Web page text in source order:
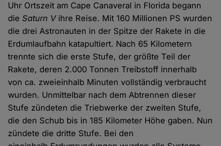
Uhr Ortszeit am Cape Canaveral in Florida begann
dieSaturn Vihre Reise. Mit 160 Millionen PS wurden
die drei Astronauten in der Spitze der Rakete in die
Erdumlaufbahn katapultiert. Nach 65 Kilometern
trennte sich die erste Stufe, der größte Teil der
Rakete, deren 2.000 Tonnen Treibstoff innerhalb
von ca. zweieinhalb Minuten vollständig verbraucht
wurden. Unmittelbar nach dem Abtrennen dieser
Stufe zündeten die Triebwerke der zweiten Stufe,
die den Schub bis in 185 Kilometer Höhe gaben. Nun
zündete die dritte Stufe. Bei den